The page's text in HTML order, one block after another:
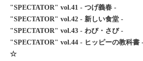
"SPECTATOR" vol.41 - つげ義春 -
"SPECTATOR" vol.42 - 新しい食堂 -
"SPECTATOR" vol.43 - わび・さび -
"SPECTATOR" vol.44 - ヒッピーの教科書
☆